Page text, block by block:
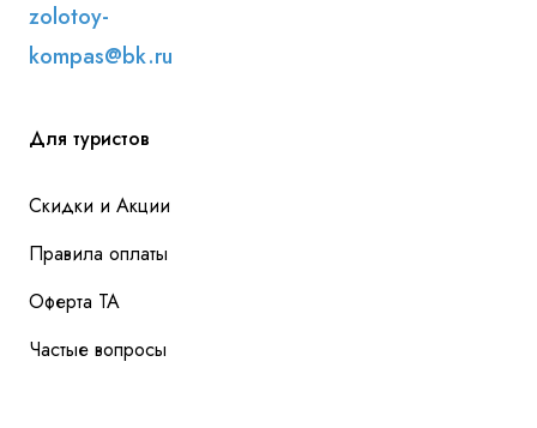
zolotoy-
kompas@bk.ru
Для туристов
Скидки и Акции
Правила оплаты
Оферта ТА
Частые вопросы